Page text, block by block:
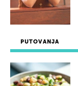
PUTOVANJA